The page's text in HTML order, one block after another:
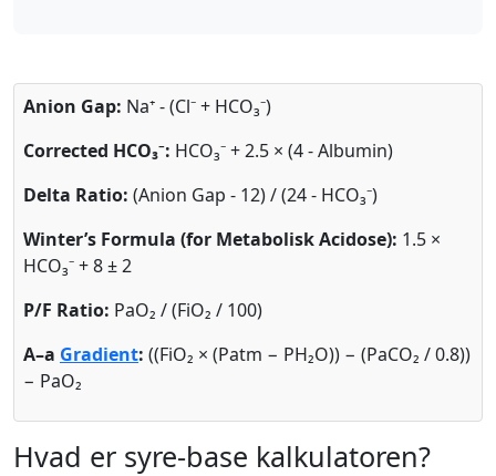
Anion Gap: Na⁺ - (Cl⁻ + HCO₃⁻)
Corrected HCO₃⁻: HCO₃⁻ + 2.5 × (4 - Albumin)
Delta Ratio: (Anion Gap - 12) / (24 - HCO₃⁻)
Winter’s Formula (for Metabolisk Acidose): 1.5 ×
HCO₃⁻ + 8 ± 2
P/F Ratio: PaO₂ / (FiO₂ / 100)
A–a Gradient: ((FiO₂ × (Patm − PH₂O)) − (PaCO₂ / 0.8))
− PaO₂
Hvad er syre-base kalkulatoren?